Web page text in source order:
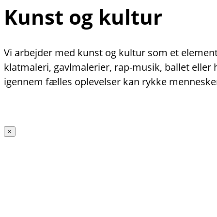
Kunst og kultur
Vi arbejder med kunst og kultur som et
klatmaleri, gavlmalerier, rap-musik, ballet
igennem fælles oplevelser kan rykke
×